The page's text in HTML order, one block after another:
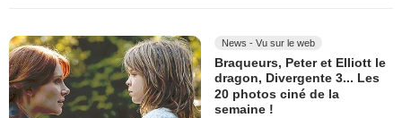
News - Vu sur le web
Braqueurs, Peter et Elliott le
dragon, Divergente 3... Les
20 photos ciné de la
semaine !